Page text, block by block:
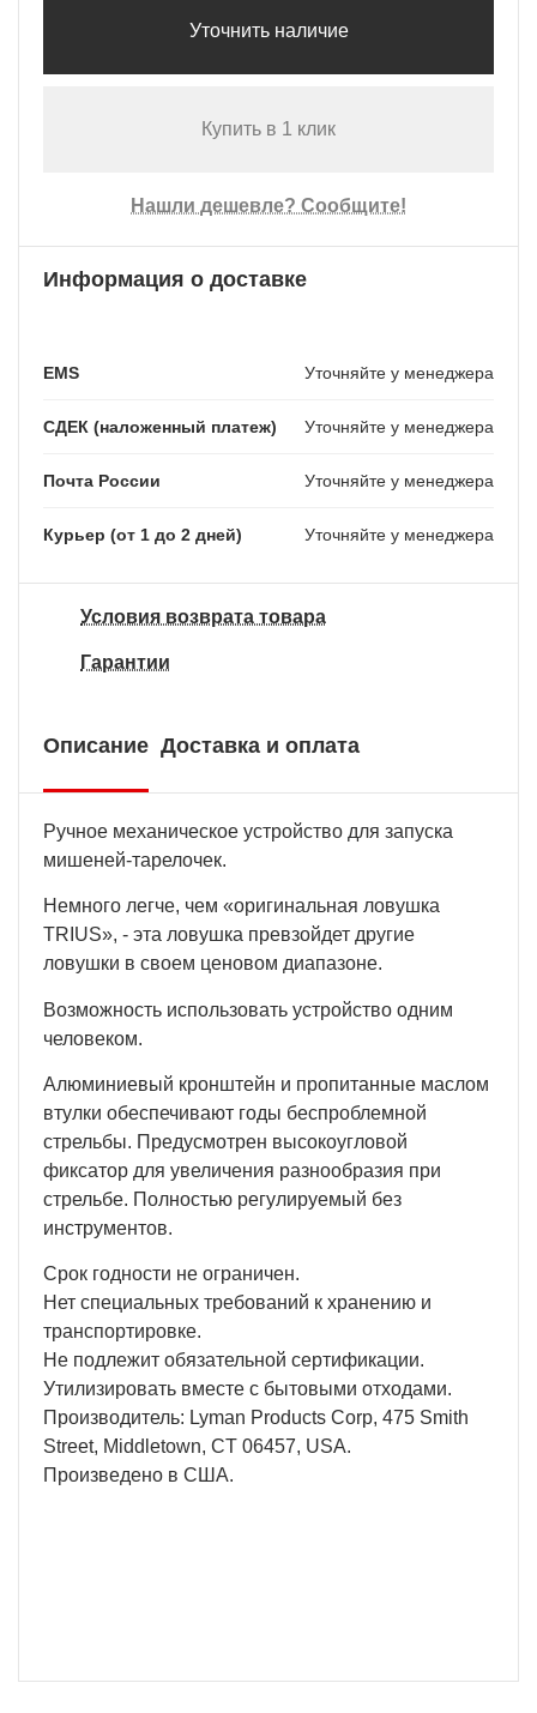
Уточнить наличие
Купить в 1 клик
Нашли дешевле? Сообщите!
Информация о доставке
EMS Уточняйте у менеджера
СДЕК (наложенный платеж) Уточняйте у менеджера
Почта России Уточняйте у менеджера
Курьер (от 1 до 2 дней) Уточняйте у менеджера
Условия возврата товара
Гарантии
Описание Доставка и оплата
Ручное механическое устройство для запуска
мишеней-тарелочек.
Немного легче, чем «оригинальная ловушка
TRIUS», - эта ловушка превзойдет другие
ловушки в своем ценовом диапазоне.
Возможность использовать устройство одним
человеком.
Алюминиевый кронштейн и пропитанные маслом
втулки обеспечивают годы беспроблемной
стрельбы. Предусмотрен высокоугловой
фиксатор для увеличения разнообразия при
стрельбе. Полностью регулируемый без
инструментов.
Срок годности не ограничен.
Нет специальных требований к хранению и
транспортировке.
Не подлежит обязательной сертификации.
Утилизировать вместе с бытовыми отходами.
Производитель: Lyman Products Corp, 475 Smith
Street, Middletown, CT 06457, USA.
Произведено в США.